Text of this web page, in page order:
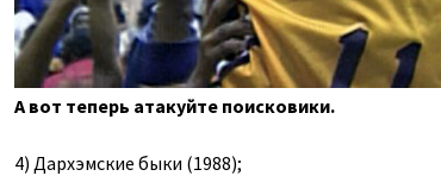
А вот теперь атакуйте поисковики.
4) Дархэмские быки (1988);